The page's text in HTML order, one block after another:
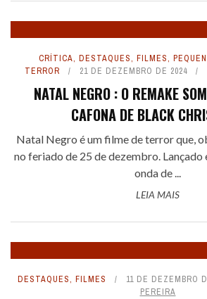
CRÍTICA, DESTAQUES, FILMES,
TERROR
21 DE DEZEMBRO DE 2024
NATAL NEGRO : O REMAKE
CAFONA DE BLACK
Natal Negro é um filme de terror que,
no feriado de 25 de dezembro. Lançado
onda de ...
LEIA MAIS
DESTAQUES, FILMES 11 DE DEZEMBRO
PEREIRA